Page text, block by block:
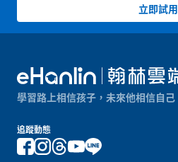
立即試用
學習路上相信孩子，未來他相信自己
追蹤動態